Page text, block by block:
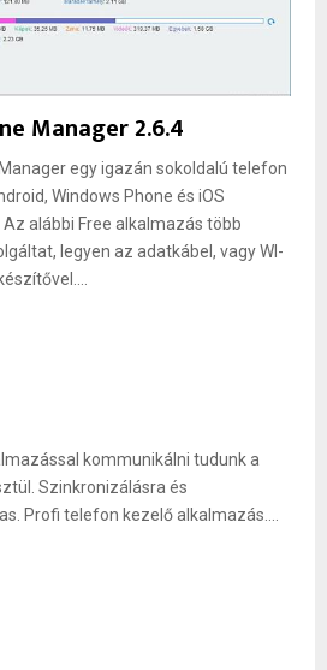
Manager 2.6.4
egy igazán sokoldalú telefon
Windows Phone és iOS
alábbi Free alkalmazás több
legyen az adatkábel, vagy WI-
kommunikálni tudunk a
Szinkronizálásra és
Profi telefon kezelő alkalmazás....